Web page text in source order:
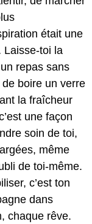
était une
Laisse-toi la
repas sans
boire un verre
la fraîcheur
une façon
soin de toi,
même
de toi-même.
c’est ton
dans
chaque rêve.